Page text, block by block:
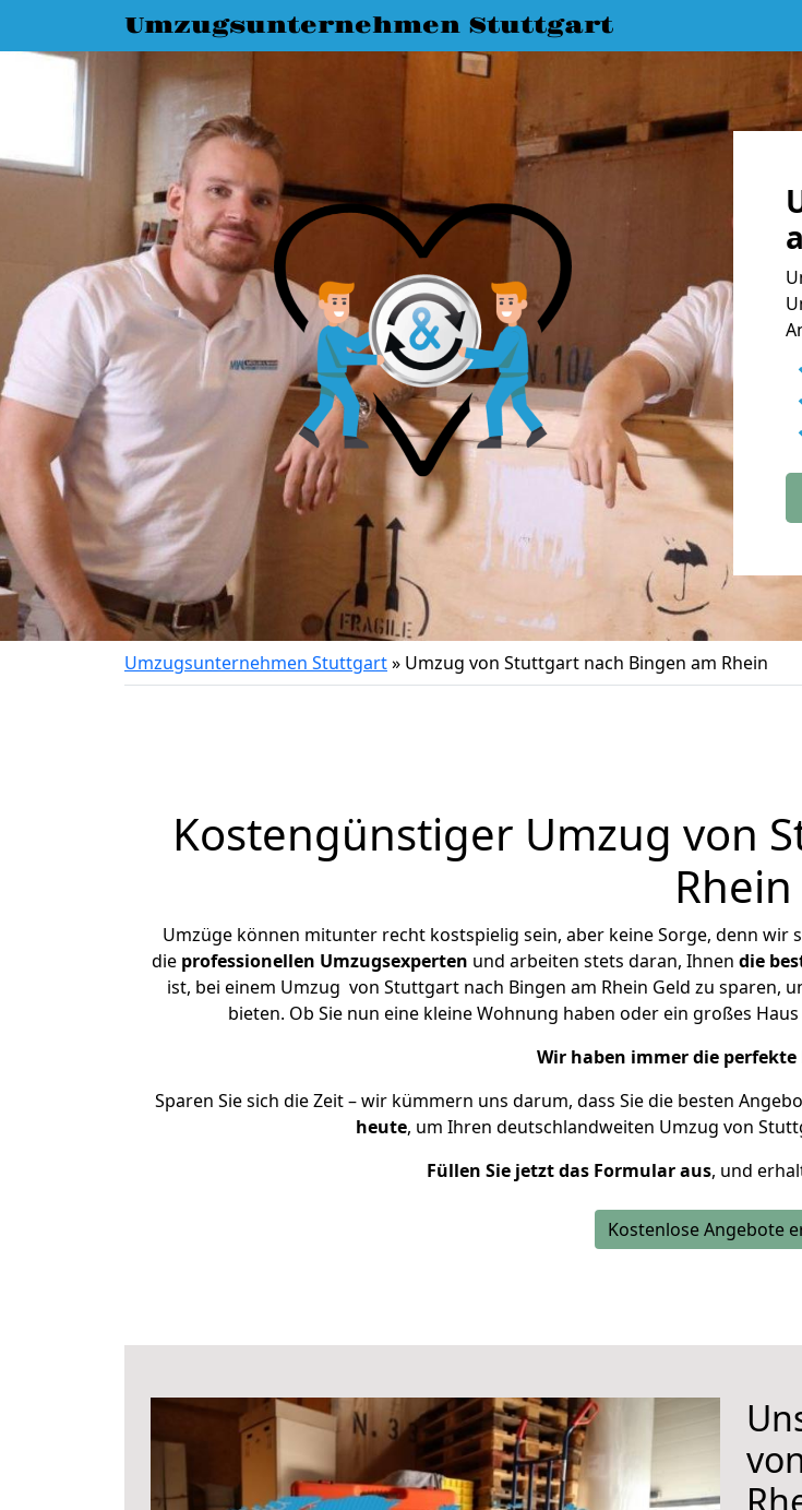
Umzugsunternehmen Stuttgart
Umzugsunternehmen Stuttgart» Umzug von Stuttgart nach Bingen am Rhein
Kostengünstiger Umzug von
Rhein
Umzüge können mitunter recht kostspielig sein, aber keine Sorge, denn wir
die professionellen Umzugsexperten und arbeiten stets daran, Ihnen die
ist, bei einem Umzug von Stuttgart nach Bingen am Rhein Geld zu sparen,
bieten. Ob Sie nun eine kleine Wohnung haben oder ein großes
Wir haben immer die perfekte
Sparen Sie sich die Zeit – wir kümmern uns darum, dass Sie die besten
heute, um Ihren deutschlandweiten Umzug von
Füllen Sie jetzt das Formular aus, und
Kostenlose Angebote